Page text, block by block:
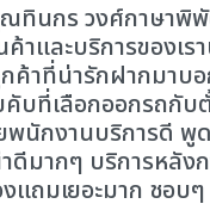
ทินกร วงศ์กาษาพิ
ค้าและบริการของเร
ค้าที่น่ารักฝากมาบ
คับที่เลือกออกรถกับ
พนักงานบริการดี พูด
ำดีมากๆ บริการหลัง
แถมเยอะมาก ชอบ